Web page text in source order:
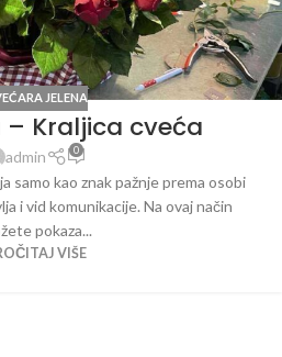
JELENA
– Kraljica cveća
admin 0
samo kao znak pažnje prema osobi
i vid komunikacije. Na ovaj način
pokaza...
VIŠE